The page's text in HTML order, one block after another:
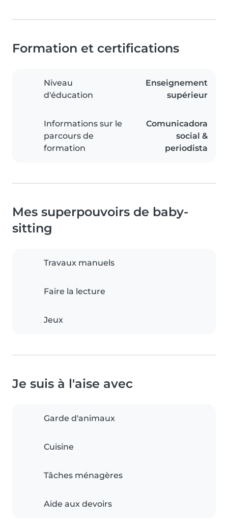
Formation et certifications
Niveau
d'éducation
Enseignement
supérieur
Informations sur le
parcours de
formation
Comunicadora
social &
periodista
Mes superpouvoirs de baby-
sitting
Travaux manuels
Faire la lecture
Jeux
Je suis à l'aise avec
Garde d'animaux
Cuisine
Tâches ménagères
Aide aux devoirs